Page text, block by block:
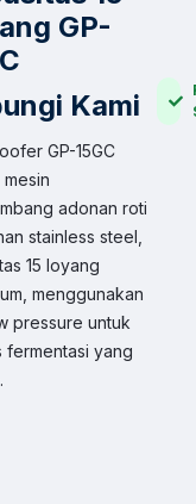
GP-
Kami
GP-15GC
adonan roti
stainless steel
15 loyang
menggunakan
pressure untuk
fermentasi yang